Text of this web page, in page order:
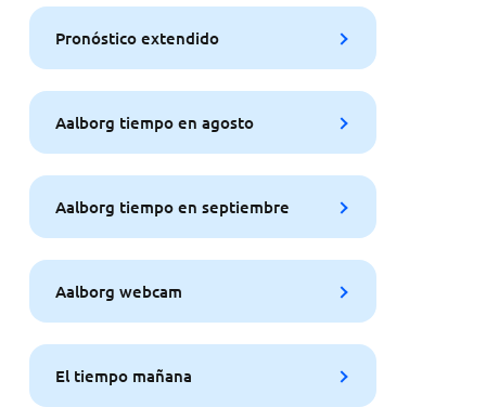
Pronóstico extendido
Aalborg tiempo en agosto
Aalborg tiempo en septiembre
Aalborg webcam
El tiempo mañana